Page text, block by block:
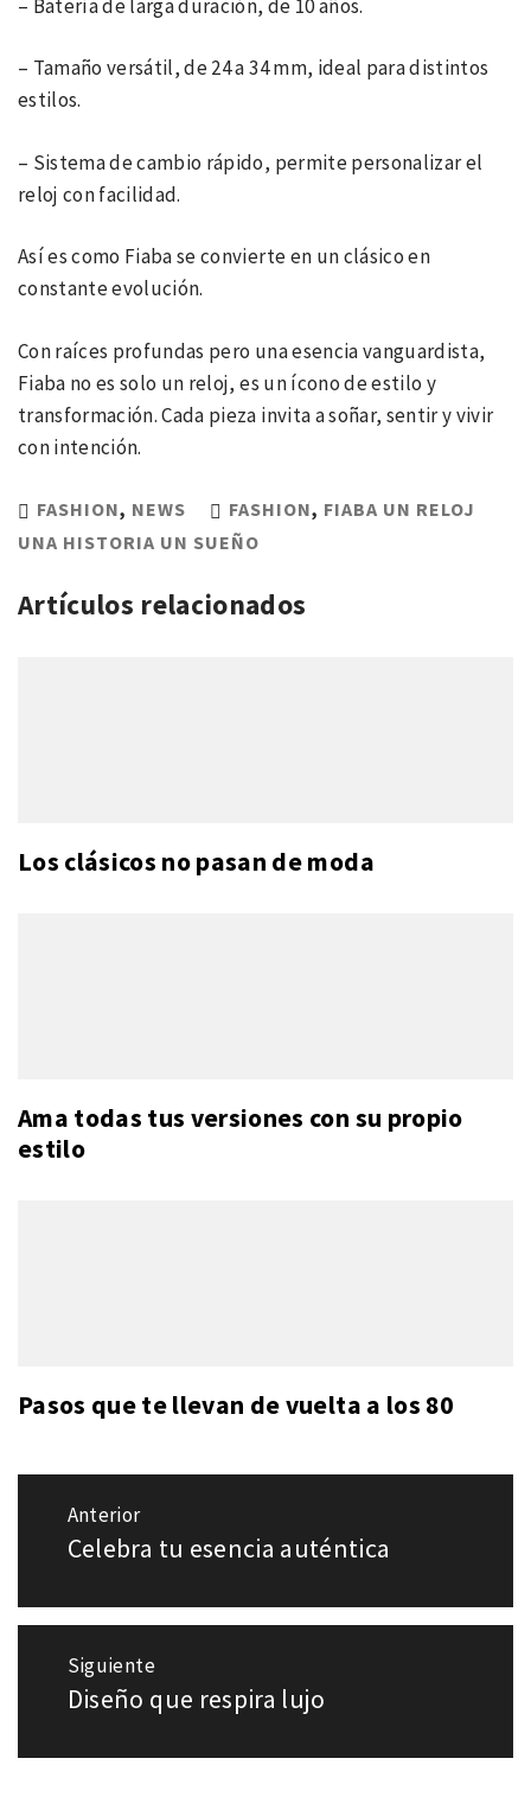
– Batería de larga duración, de 10 años.
– Tamaño versátil, de 24 a 34 mm, ideal para distintos
estilos.
– Sistema de cambio rápido, permite personalizar el
reloj con facilidad.
Así es como Fiaba se convierte en un clásico en
constante evolución.
Con raíces profundas pero una esencia vanguardista,
Fiaba no es solo un reloj, es un ícono de estilo y
transformación. Cada pieza invita a soñar, sentir y vivir
con intención.
FASHION, NEWS FASHION, FIABA UN RELOJ
UNA HISTORIA UN SUEÑO
Artículos relacionados
Los clásicos no pasan de moda
Ama todas tus versiones con su propio
estilo
Pasos que te llevan de vuelta a los 80
Navegación
Anterior
Entrada
Celebra tu esencia auténtica
Siguiente
Entrada
Diseño que respira lujo